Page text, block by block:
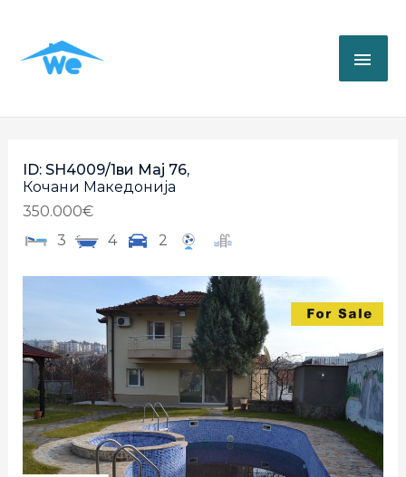
ID: SH4009/1ви Мај 76,
Кочани Македонија
350.000€
3
4 2